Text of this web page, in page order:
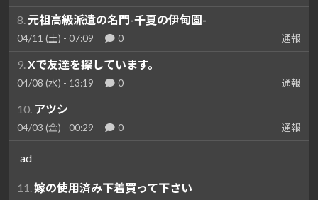
8. 元祖高級派遣の名門-千夏の伊甸園-
04/11 (土) - 07:09 0 通報
9.Xで友達を探しています。
04/08 (水) - 13:19 0 通報
10. アツシ
04/03 (金) - 00:29 0 通報
ad
11.嫁の使用済み下着買って下さい